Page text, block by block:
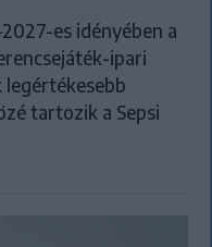
es idényében a
ipari
tartozik a Sepsi